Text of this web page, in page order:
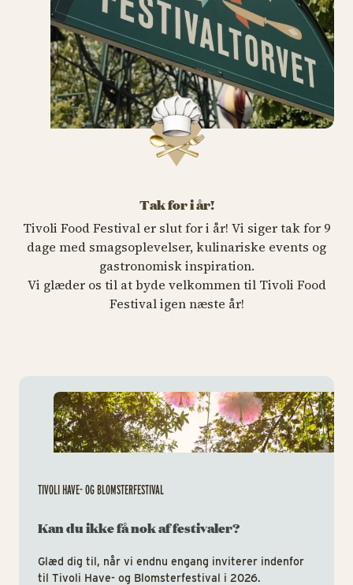
Tak for i år!
Tivoli Food Festival er slut for i år! Vi siger tak for 9
dage med smagsoplevelser, kulinariske events og
gastronomisk inspiration.
Vi glæder os til at byde velkommen til Tivoli Food
Festival igen næste år!
TIVOLI HAVE- OG BLOMSTERFESTIVAL
Kan du ikke få nok af festivaler?
Glæd dig til, når vi endnu engang inviterer indenfor
til Tivoli Have- og Blomsterfestival i 2026.